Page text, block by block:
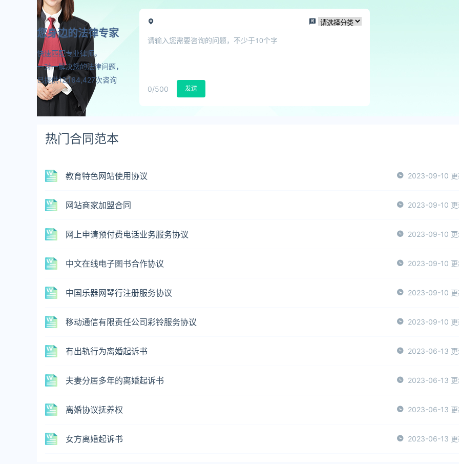
您身边的法律专家
快速匹配专业律师，
一对一解决您的法律问题，
已提供12,164,427次咨询
0/500 发送
热门合同范本
教育特色网站使用协议 2023-09-10 更
网站商家加盟合同 2023-09-10 更
网上申请预付费电话业务服务协议 2023-09-10 更
中文在线电子图书合作协议 2023-09-10 更
中国乐器网琴行注册服务协议 2023-09-10 更
移动通信有限责任公司彩铃服务协议 2023-09-10 更
有出轨行为离婚起诉书 2023-06-13 更
夫妻分居多年的离婚起诉书 2023-06-13 更
离婚协议抚养权 2023-06-13 更
女方离婚起诉书 2023-06-13 更